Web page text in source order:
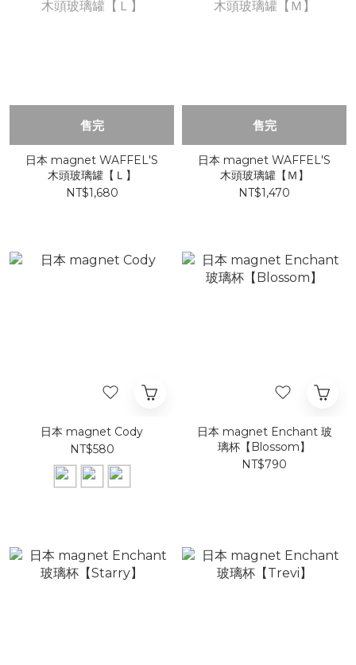
售完
日本 magnet WAFFEL'S
木頭玻璃罐【Ｌ】
NT$1,680
售完
日本 magnet WAFFEL'S
木頭玻璃罐【Ｍ】
NT$1,470
日本 magnet Cody
NT$580
日本 magnet Enchant 玻
璃杯【Blossom】
NT$790